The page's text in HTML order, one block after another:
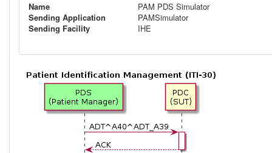
Name
PAM PDS Simulator
Sending Application
PAMSimulator
Sending Facility
IHE